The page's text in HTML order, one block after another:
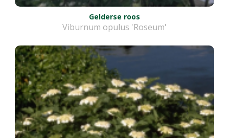
Gelderse roos
Viburnum opulus 'Roseum'